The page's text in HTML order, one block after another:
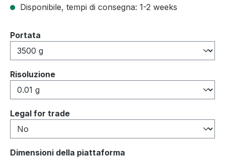
Disponibile, tempi di consegna: 1-2 weeks
Seleziona
Portata
Seleziona
Risoluzione
Seleziona
Legal for trade
Seleziona
Dimensioni della piattaforma